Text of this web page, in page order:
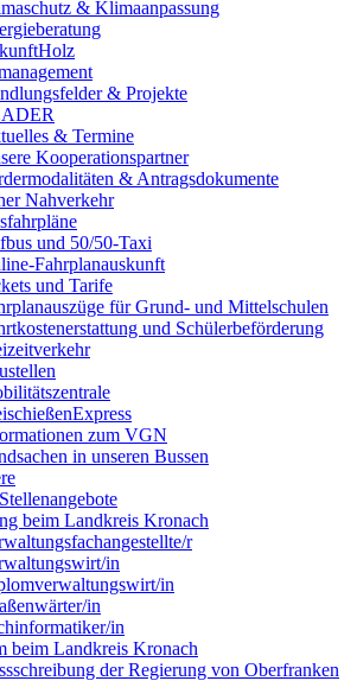
& Klimaanpassung
& Projekte
& Termine
Kooperationspartner
& Antragsdokumente
Nahverkehr
und 50/50-Taxi
Fahrplanauskunft
und Tarife
für Grund- und Mittelschulen
und Schülerbeförderung
zum VGN
in unseren Bussen
beim Landkreis Kronach
r
in
in
in
in
beim Landkreis Kronach
der Regierung von Oberfranken